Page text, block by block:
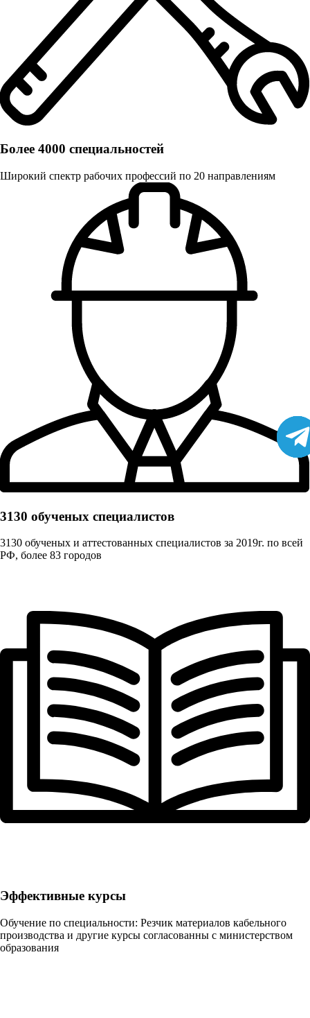
Более 4000 специальностей
Широкий спектр рабочих профессий по 20 направлениям
3130 обученых cпециалистов
3130 обученых и аттестованных специалистов за 2019г. по всей
РФ, более 83 городов
Эффективные курсы
Обучение по специальности: Резчик материалов кабельного
производства и другие курсы согласованны с министерством
образования